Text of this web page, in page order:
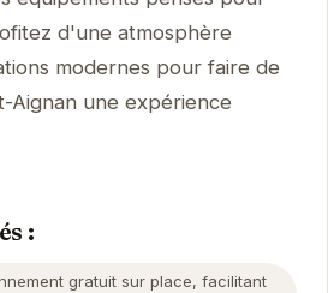
d'une atmosphère
modernes pour faire de
Aignan une expérience
:
gratuit sur place, facilitant